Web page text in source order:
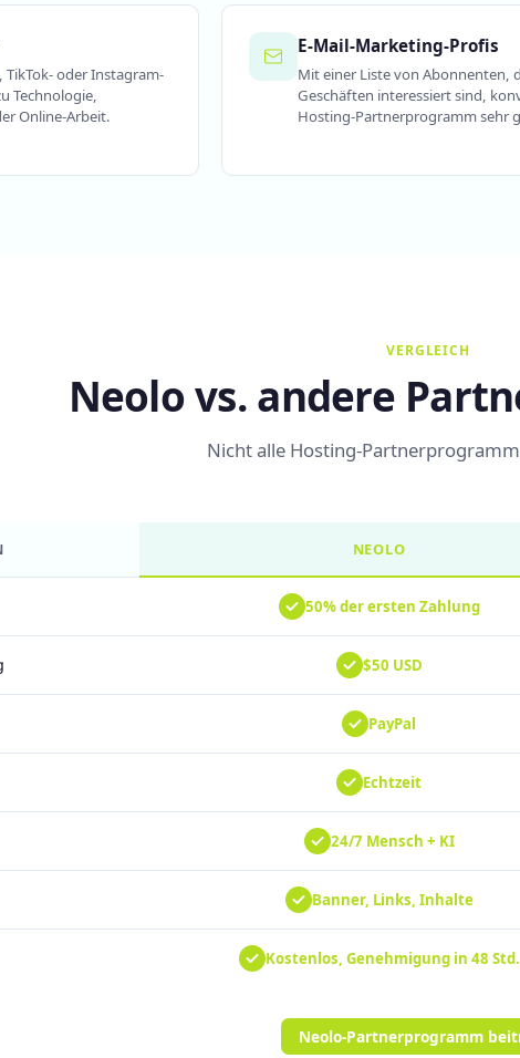
TikTok- oder Instagram-
Technologie,
Online-Arbeit.
E-Mail-Marketing-Profis
Mit einer Liste von Abonnenten,
Geschäften interessiert sind,
Hosting-Partnerprogramm sehr
VERGLEICH
Neolo vs. andere
Nicht alle Hosting-
NEOLO
50% der ersten Zahlung
$50 USD
PayPal
Echtzeit
24/7 Mensch + KI
Banner, Links, Inhalte
Kostenlos, Genehmigung in 48 Std.
Neolo-Partnerprogramm